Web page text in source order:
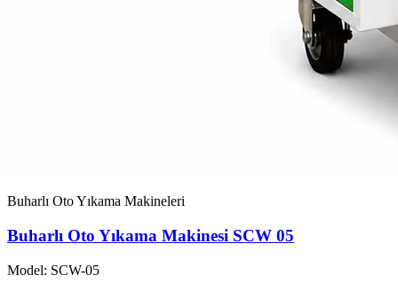
Buharlı Oto Yıkama Makineleri
Buharlı Oto Yıkama Makinesi SCW 05
Model: SCW-05